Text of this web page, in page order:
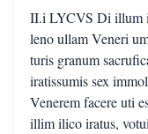
II.i LYCVS Di illum
leno ullam Veneri
turis granum
iratissumis sex
Venerem facere uti
illim ilico iratus,